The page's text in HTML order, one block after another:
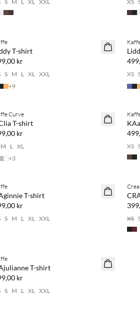
S M L XL XXL XS
T-shirt
kr
S M L XL XXL
+9
XS
Curve
T-shirt
kr
M L XL
+3
XS
T-shirt
kr
S M L XL XXL XS
T-shirt
kr
S M L XL XXL